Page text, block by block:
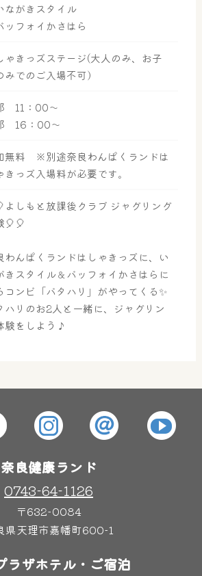
ル グルメ
ご宿泊
ながきスタイル
ッフォイかさはら
ゃきっズステージ(大人のみ、お子
みでのご入場不可）
11：00～
16：00～
無料 ※別途奈良わんぱくランドは
きっズ入場料が必要です。
よしもと放課後クラブ ジャグリング
🎈🎈
わんぱくランドはしゃきっズに、い
きスタイル＆バッフォイかさはらに
コンビ「バタハリ」がやってくる✨
ハリのお2人と一緒に、ジャグリン
験をしよう♪
奈良健康ランド
0743-64-1126
〒632-0084
県天理市嘉幡町600-1
ラザホテル・ご宿泊